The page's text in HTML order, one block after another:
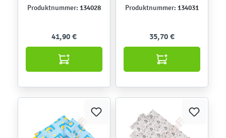
Produktnummer: 134028
41,90 €
Produktnummer: 134031
35,70 €